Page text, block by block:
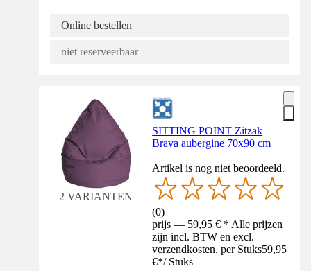
Online bestellen
niet reserveerbaar
2 VARIANTEN
SITTING POINT Zitzak
Brava aubergine 70x90 cm
Artikel is nog niet beoordeeld.
(0)
prijs — 59,95 € * Alle prijzen
zijn incl. BTW en excl.
verzendkosten. per Stuks59,95
€*/ Stuks